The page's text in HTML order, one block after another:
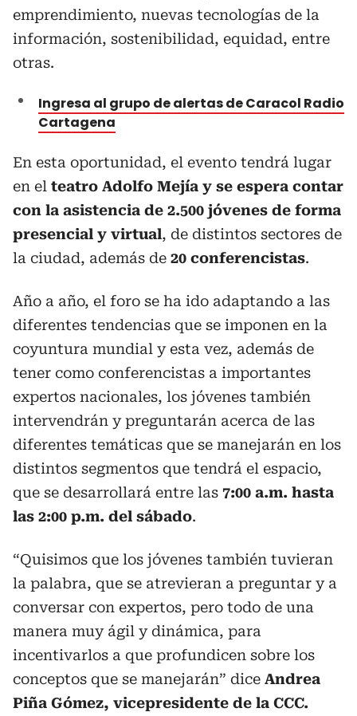
emprendimiento, nuevas tecnologías de la
información, sostenibilidad, equidad, entre
otras.
Ingresa al grupo de alertas de Caracol Radio
Cartagena
En esta oportunidad, el evento tendrá lugar
en el teatro Adolfo Mejía y se espera contar
con la asistencia de 2.500 jóvenes de forma
presencial y virtual, de distintos sectores de
la ciudad, además de 20 conferencistas.
Año a año, el foro se ha ido adaptando a las
diferentes tendencias que se imponen en la
coyuntura mundial y esta vez, además de
tener como conferencistas a importantes
expertos nacionales, los jóvenes también
intervendrán y preguntarán acerca de las
diferentes temáticas que se manejarán en los
distintos segmentos que tendrá el espacio,
que se desarrollará entre las 7:00 a.m. hasta
las 2:00 p.m. del sábado.
“Quisimos que los jóvenes también tuvieran
la palabra, que se atrevieran a preguntar y a
conversar con expertos, pero todo de una
manera muy ágil y dinámica, para
incentivarlos a que profundicen sobre los
conceptos que se manejarán” dice Andrea
Piña Gómez, vicepresidente de la CCC.